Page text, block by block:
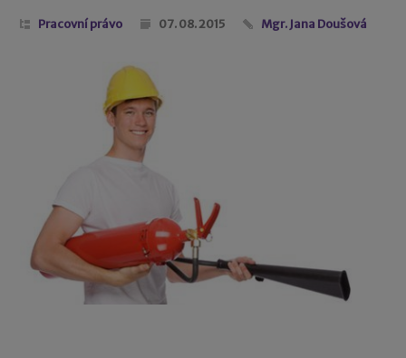
Pracovní právo 07. 08. 2015 Mgr. Jana Doušová